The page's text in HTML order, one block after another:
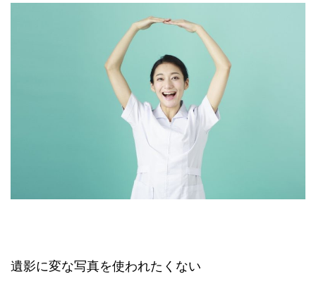
遺影に変な写真を使われたくない